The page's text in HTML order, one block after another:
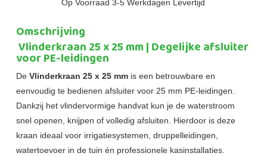
Op Voorraad 3-5 Werkdagen Levertijd
Omschrijving
Vlinderkraan 25 x 25 mm | Degelijke afsluiter
voor PE-leidingen
De Vlinderkraan 25 x 25 mmis een betrouwbare en
eenvoudig te bedienen afsluiter voor 25 mm PE-leidingen.
Dankzij het vlindervormige handvat kun je de waterstroom
snel openen, knijpen of volledig afsluiten. Hierdoor is deze
kraan ideaal voor irrigatiesystemen, druppelleidingen,
watertoevoer in de tuin én professionele kasinstallaties.